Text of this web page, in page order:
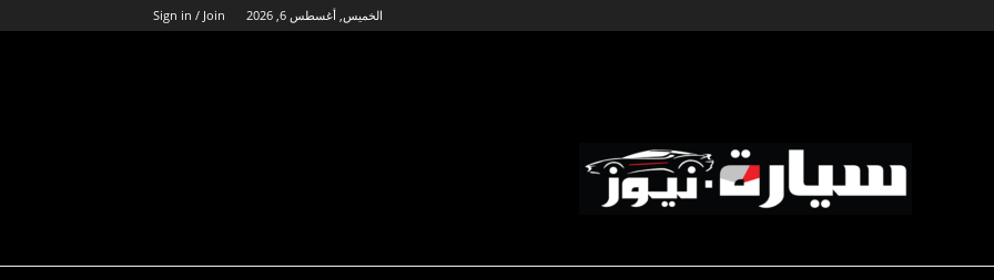
الخميس, أغسطس 6, 2026 Sign in / Join